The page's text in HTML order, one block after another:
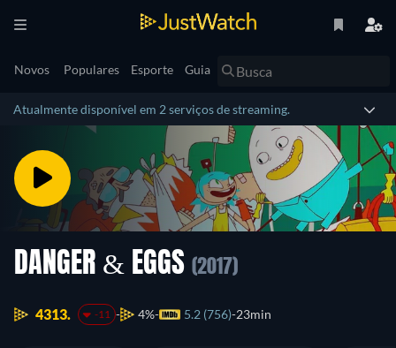
Novos Populares Esporte Guia
Atualmente disponível em 2 serviços de streaming.
DANGER & EGGS (2017)
4313. -11 4% 5.2 (756) 23min